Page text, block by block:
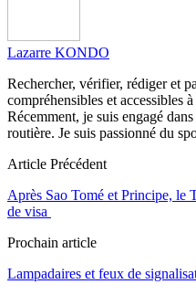
Lazarre KONDO
Rechercher, vérifier, rédiger et
compréhensibles et accessibles
Récemment, je suis engagé
routière. Je suis passionné du
Article Précédent
Après Sao Tomé et Principe, le
de visa
Prochain article
Lampadaires et feux de